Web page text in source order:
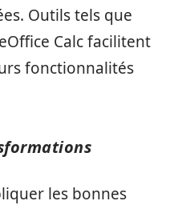
Outils tels que
Calc facilitent
fonctionnalités
les bonnes